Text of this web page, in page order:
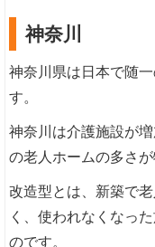
神奈川
神奈川県は日本で随
す。
神奈川は介護施設が
の老人ホームの多さ
改造型とは、新築で
く、使われなくなっ
のです。